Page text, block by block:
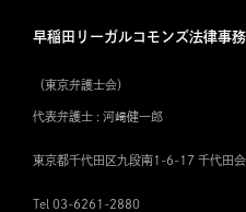
早稲田リーガルコモンズ法律事
（東京弁護士会）
代表弁護士 : 河﨑健一郎
東京都千代田区九段南1-6-17 千代田
Tel 03-6261-2880